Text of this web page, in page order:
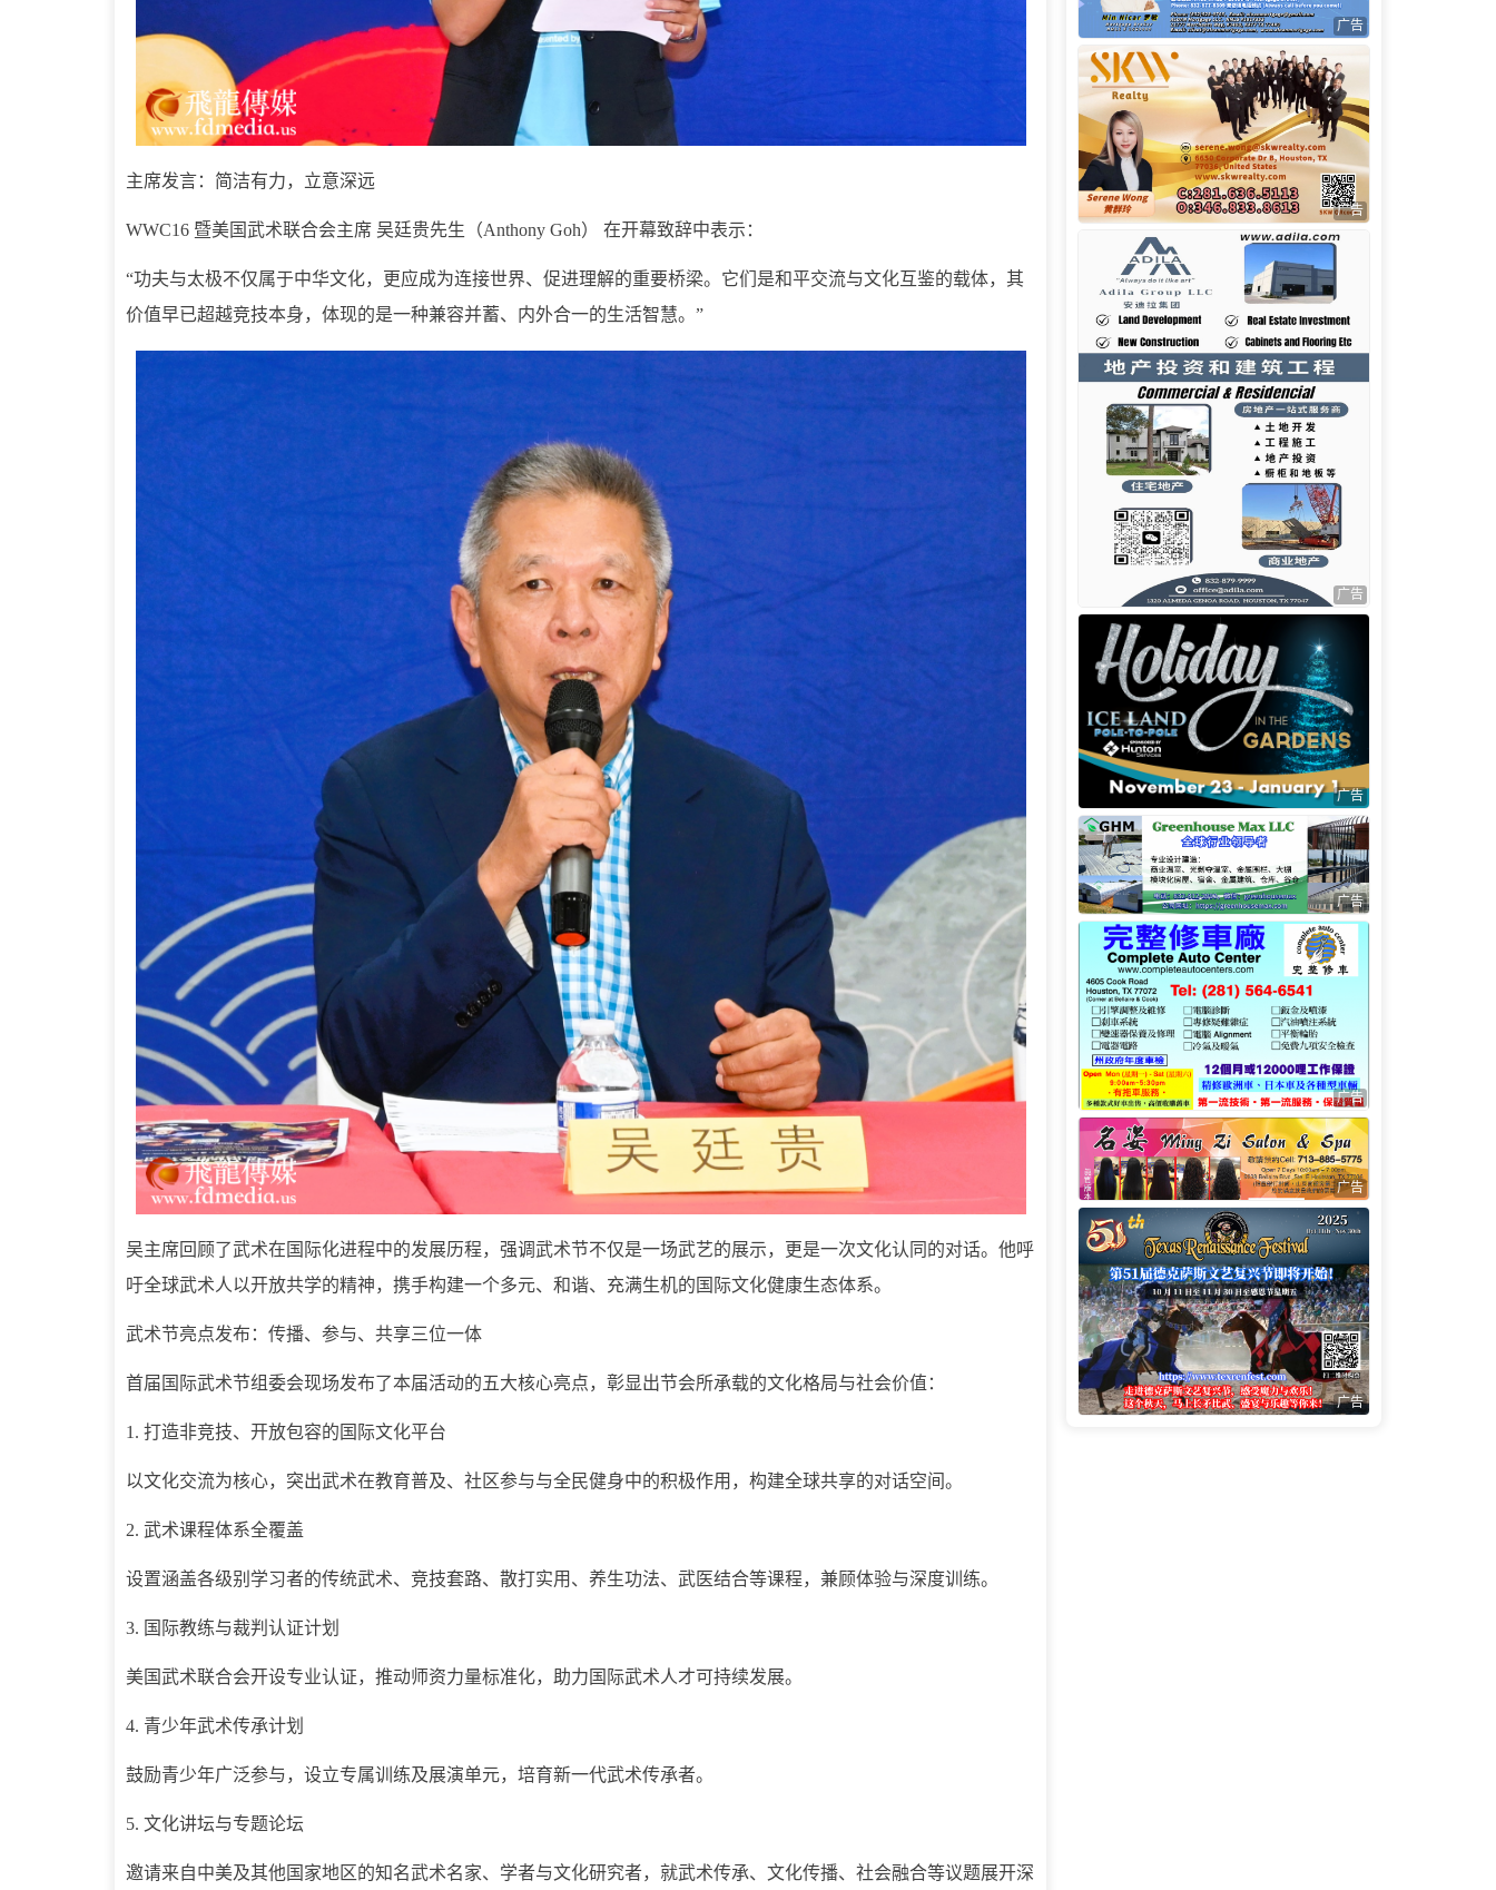
主席发言：简洁有力，立意深远
WWC16 暨美国武术联合会主席 吴廷贵先生（Anthony Goh） 在开幕致辞中表示：
“功夫与太极不仅属于中华文化，更应成为连接世界、促进理解的重要桥梁。它们是和平交流与文化互鉴的载体，其
价值早已超越竞技本身，体现的是一种兼容并蓄、内外合一的生活智慧。”
吴主席回顾了武术在国际化进程中的发展历程，强调武术节不仅是一场武艺的展示，更是一次文化认同的对话。他呼
吁全球武术人以开放共学的精神，携手构建一个多元、和谐、充满生机的国际文化健康生态体系。
武术节亮点发布：传播、参与、共享三位一体
首届国际武术节组委会现场发布了本届活动的五大核心亮点，彰显出节会所承载的文化格局与社会价值：
1. 打造非竞技、开放包容的国际文化平台
以文化交流为核心，突出武术在教育普及、社区参与与全民健身中的积极作用，构建全球共享的对话空间。
2. 武术课程体系全覆盖
设置涵盖各级别学习者的传统武术、竞技套路、散打实用、养生功法、武医结合等课程，兼顾体验与深度训练。
3. 国际教练与裁判认证计划
美国武术联合会开设专业认证，推动师资力量标准化，助力国际武术人才可持续发展。
4. 青少年武术传承计划
鼓励青少年广泛参与，设立专属训练及展演单元，培育新一代武术传承者。
5. 文化讲坛与专题论坛
邀请来自中美及其他国家地区的知名武术名家、学者与文化研究者，就武术传承、文化传播、社会融合等议题展开深
广告
广告
广告
广告
广告
广告
广告
广告